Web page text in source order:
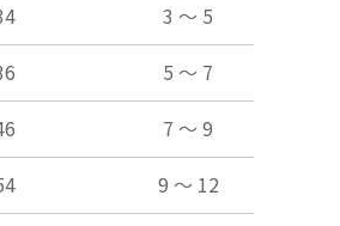
3 ～ 5
5 ～ 7
7 ～ 9
9 ～ 12